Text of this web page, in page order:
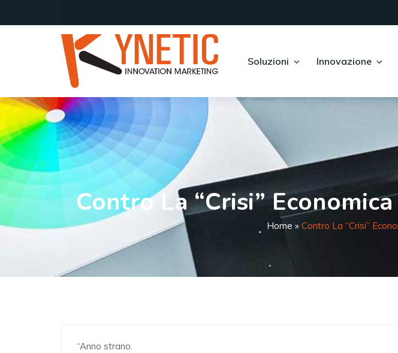
Soluzioni Innovazione
Contro La “crisi”
Home » Contro La “crisi”
“Anno strano.